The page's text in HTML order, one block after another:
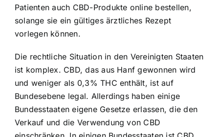
Patienten auch CBD-Produkte online bestellen,
solange sie ein gültiges ärztliches Rezept
vorlegen können.
Die rechtliche Situation in den Vereinigten Staaten
ist komplex. CBD, das aus Hanf gewonnen wird
und weniger als 0,3% THC enthält, ist auf
Bundesebene legal. Allerdings haben einige
Bundesstaaten eigene Gesetze erlassen, die den
Verkauf und die Verwendung von CBD